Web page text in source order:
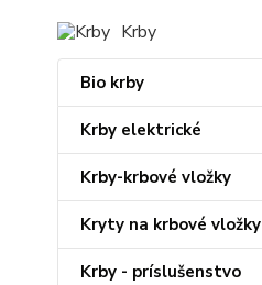
Krby
Bio krby
Krby elektrické
Krby-krbové vložky
Kryty na krbové vložky
Krby - príslušenstvo